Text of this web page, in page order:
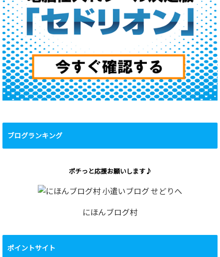
ブログランキング
ポチっと応援お願いします♪
にほんブログ村
ポイントサイト